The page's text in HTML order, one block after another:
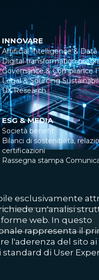
INNOVARE
Artificial Intelligence & Data
Digital transformation
Governance & Compliance
Legal & Sourcing
UX Research
ESG & MEDIA
Società benefit
Bilanci di sostenibilità,
certificazioni
Rassegna stampa
esclusivamente
un'analisi
web. In questo
rappresenta il
l'aderenza del sito ai
di User